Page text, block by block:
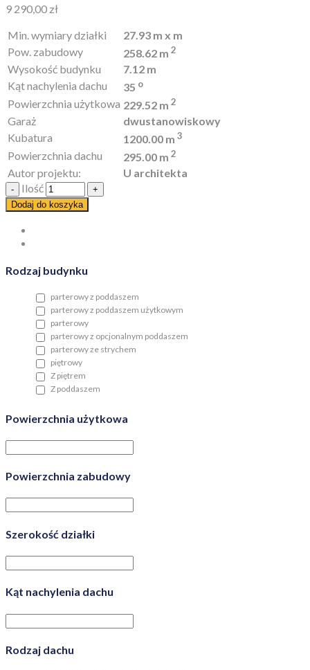
9 290,00 zł
Min. wymiary działki
27.93 m x m
Pow. zabudowy
258.62 m 2
Wysokość budynku
7.12 m
Kąt nachylenia dachu
35 o
Powierzchnia użytkowa 229.52 m 2
Garaż
dwustanowiskowy
Kubatura
1200.00 m 3
Powierzchnia dachu 295.00 m 2
Autor projektu:
U architekta
Ilość
Dodaj do koszyka
Rodzaj budynku
parterowy z poddaszem
parterowy z poddaszem użytkowym
parterowy
parterowy z opcjonalnym poddaszem
parterowy ze strychem
piętrowy
Z piętrem
Z poddaszem
Powierzchnia użytkowa
Powierzchnia zabudowy
Szerokość działki
Kąt nachylenia dachu
Rodzaj dachu